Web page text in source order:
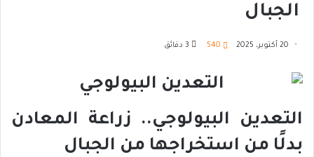
الجبال
20 أكتوبر، 2025 540
التعدين البيولوجي.. زراعة المعادن
بدلًا من استخراجها من الجبال